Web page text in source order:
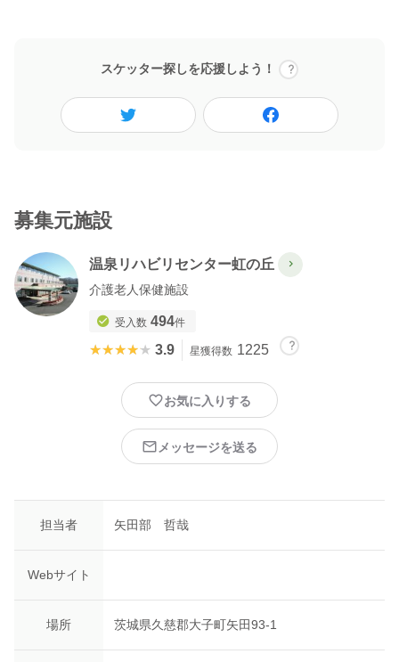
スケッター探しを応援しよう！
募集元施設
温泉リハビリセンター虹の丘
介護老人保健施設
受入数 494件
★★★★★
★★★★★ 3.9 星獲得数 1225
お気に入りする
メッセージを送る
担当者 矢田部 哲哉
Webサイト
場所 茨城県久慈郡大子町矢田93-1